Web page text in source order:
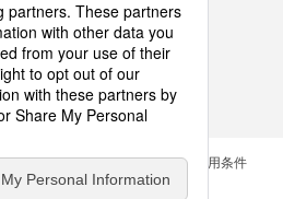
Follow Us
プ メールマガジン
ご利用条件
個人情報保護方針